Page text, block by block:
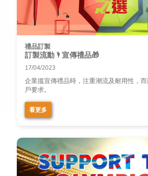
禮品訂製
訂製流動🌂宣傳禮品🎁
17/04/2023
企業搵宣傳禮品時，注重潮流及耐用性，
戶要求。
看更多